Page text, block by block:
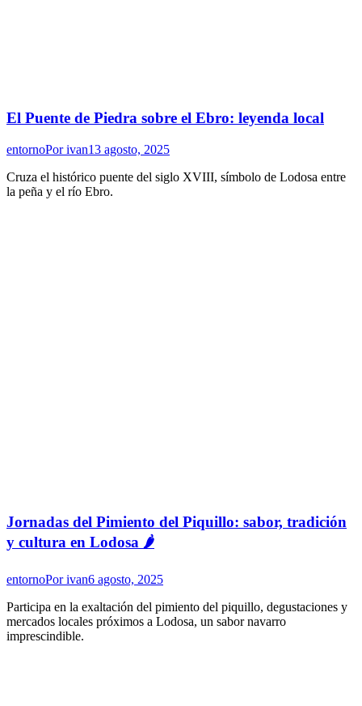
El Puente de Piedra sobre el Ebro: leyenda local
entornoPorivan13 agosto, 2025
Cruza el histórico puente del siglo XVIII, símbolo de Lodosa entre
la peña y el río Ebro.
Jornadas del Pimiento del Piquillo: sabor, tradición
y cultura en Lodosa 🌶️
entornoPorivan6 agosto, 2025
Participa en la exaltación del pimiento del piquillo, degustaciones y
mercados locales próximos a Lodosa, un sabor navarro
imprescindible.